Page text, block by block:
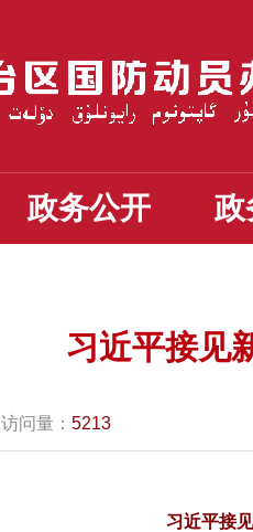
政务公开 政
习近平接见
访问量： 5213
习近平接